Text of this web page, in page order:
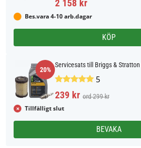
2 158 kr
Bes.vara 4-10 arb.dagar
KÖP
20%
Servicesats till Briggs &
5
239 kr ord 299 kr
Tillfälligt slut
BEVAKA